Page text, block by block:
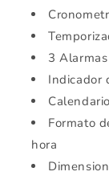
3 Alarmas
Indicador
Formato
hora